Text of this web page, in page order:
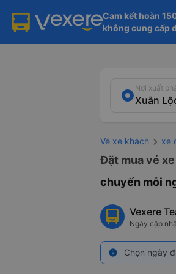
Cam kết hoàn
không cung cấp
Nơi xuất
Vé xe khách xe
Đặt mua vé
chuyến mỗi
Vexere
Ngày cập
info Chọn ngày